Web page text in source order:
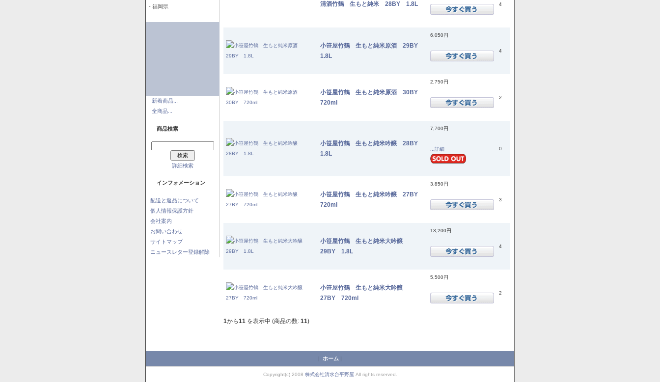
- 福岡県
新着商品...
全商品...
商品検索
詳細検索
インフォメーション
配送と返品について
個人情報保護方針
会社案内
お問い合わせ
サイトマップ
ニュースレター登録解除
清酒竹鶴 生もと純米 28BY 1.8L 4
小笹屋竹鶴 生もと純米原酒 29BY
1.8L
6,050円
4
小笹屋竹鶴 生もと純米原酒 30BY
720ml
2,750円
2
小笹屋竹鶴 生もと純米吟醸 28BY
1.8L
7,700円
...詳細 0
小笹屋竹鶴 生もと純米吟醸 27BY
720ml
3,850円
3
小笹屋竹鶴 生もと純米大吟醸
29BY 1.8L
13,200円
4
小笹屋竹鶴 生もと純米大吟醸
27BY 720ml
5,500円
2
1から11 を表示中 (商品の数: 11)
| ホーム |
Copyright(c) 2008 株式会社清水台平野屋 All rights reserved.